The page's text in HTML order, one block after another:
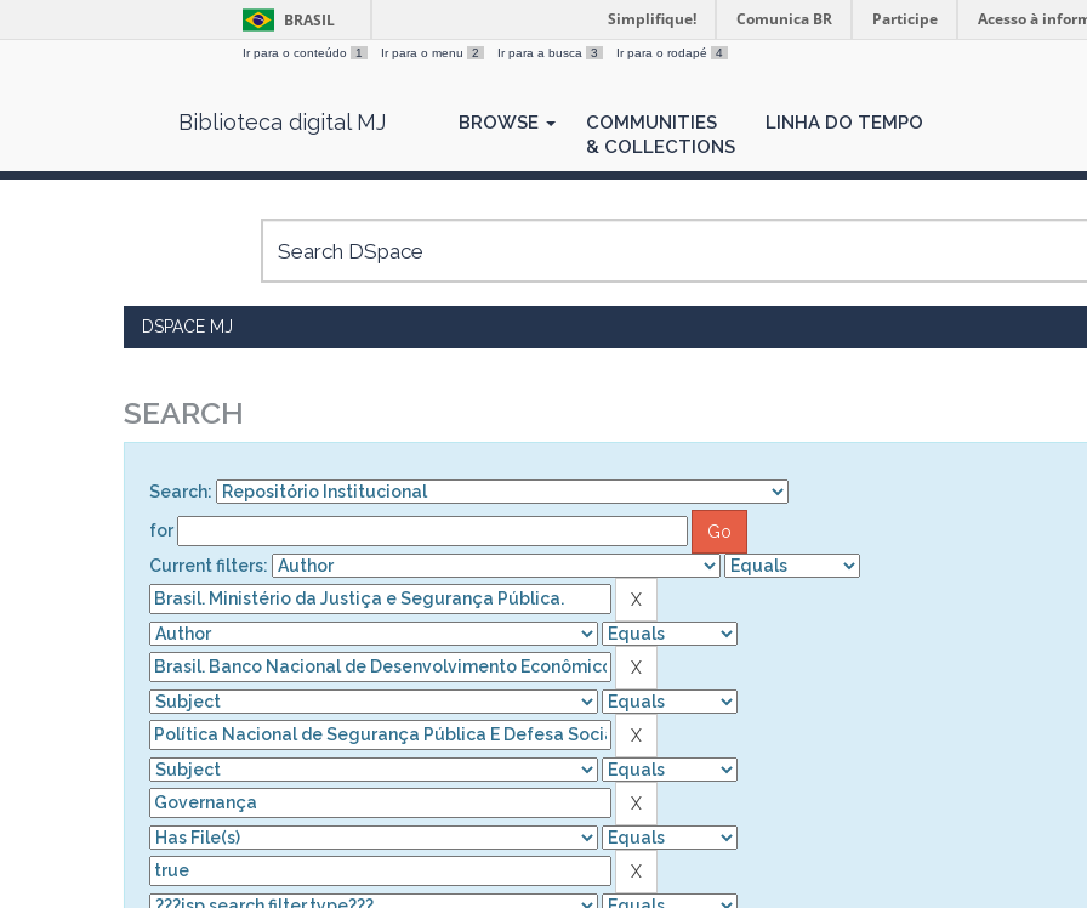
BRASIL Simplifique! Comunica BR Participe Acesso à
Ir para o conteúdo 1 Ir para o menu 2 Ir para a busca 3 Ir para o rodapé 4
Biblioteca digital MJ BROWSE
COMMUNITIES
& COLLECTIONS
LINHA DO TEMPO
DSPACE MJ
SEARCH
Search:
for
Current filters: